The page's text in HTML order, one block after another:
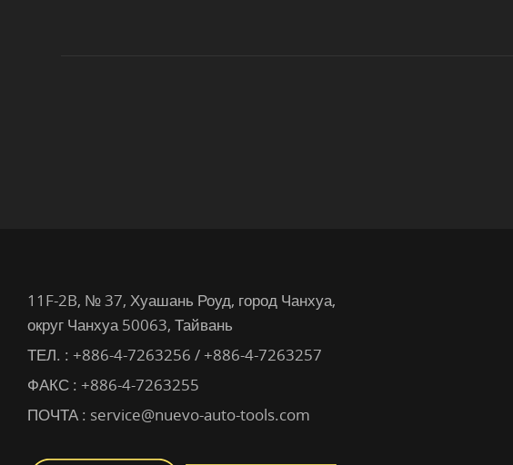
11F-2B, № 37, Хуашань Роуд, город Чанхуа,
округ Чанхуа 50063, Тайвань
ТЕЛ. : +886-4-7263256 / +886-4-7263257
ФАКС : +886-4-7263255
ПОЧТА : service@nuevo-auto-tools.com